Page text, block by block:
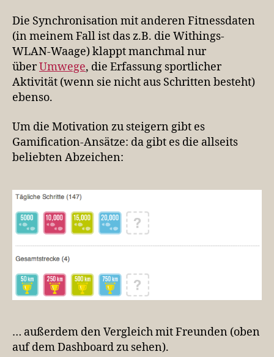
Die Synchronisation mit anderen Fitnessdaten
(in meinem Fall ist das z.B. die Withings-
WLAN-Waage) klappt manchmal nur
überUmwege, die Erfassung sportlicher
Aktivität (wenn sie nicht aus Schritten besteht)
ebenso.
Um die Motivation zu steigern gibt es
Gamification-Ansätze: da gibt es die allseits
beliebten Abzeichen:
… außerdem den Vergleich mit Freunden (oben
auf dem Dashboard zu sehen).